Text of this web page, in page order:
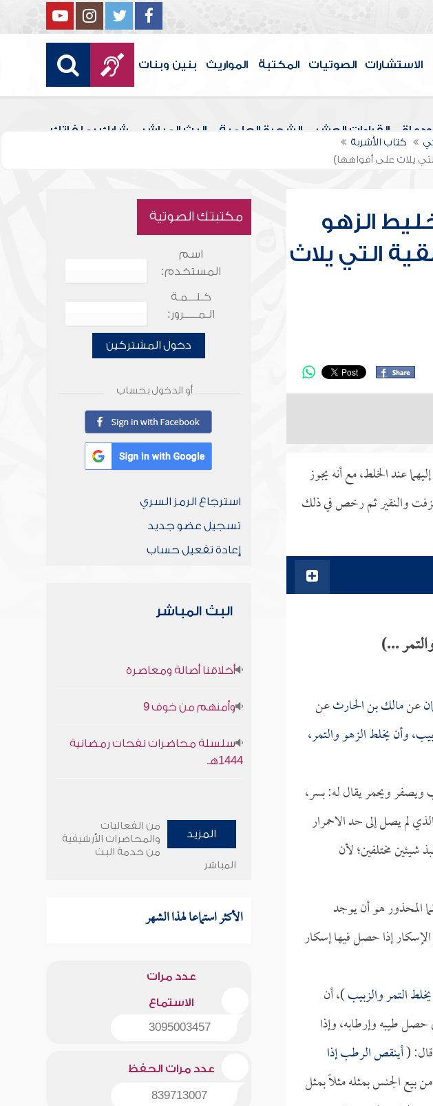
الاستشارات الصوتيات المكتبة المواريث بنين وبنات
القراءات العشر الشجرة العلمية البث المباشر شارك بملفاتك
كتاب الأشربة
يلاث على أفواهها)
الزهو
التي يلاث
عند الخلط، مع أنه يجوز
والنقير ثم رخص في ذلك
...)
عنمالك بن الحارثعن
وأن يخلط الزهو والتمر،
ويصفر ويحمر يقال له: بسر،
لم يصل إلى حد الاحمرار
شيئين مختلفين؛ لأن
المحذور هو أن يوجد
الإسكار إذا حصل فيها إسكار
التمر والزبيب)، أن
طيبه وإرطابه، وإذا
(أينقص الرطب إذا
بيع الجنس بمثله مثلاً بمثل
مكتبتك الصوتية
اسم
المستخدم:
كـلـــمـة
الـمـــــرور:
دخول المشتركين
أو الدخول بحساب
استرجاع الرمز السري
تسجيل عضو جديد
إعادة تفعيل حساب
البث المباشر
أخلاقنا أصالة ومعاصرة
وأمنهم من خوف 9
سلسلة محاضرات نفحات رمضانية
1444هـ
المزيد
من الفعاليات
والمحاضرات الأرشيفية
من خدمة البث
المباشر
الأكثر استماعا لهذا الشهر
عدد مرات
الاستماع
3095003457
عدد مرات الحفظ
839713007